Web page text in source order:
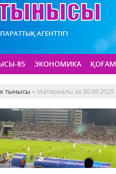
АГЕНТТІГІ
85 ЭКОНОМИКА ҚОҒАМ
тынысы » Материалы за 30.09.2025